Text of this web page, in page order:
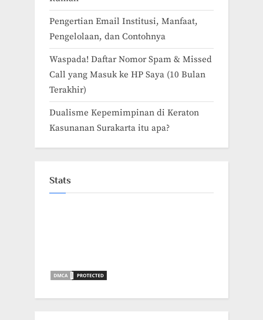
Pengertian Email Institusi, Manfaat,
Pengelolaan, dan Contohnya
Waspada! Daftar Nomor Spam & Missed
Call yang Masuk ke HP Saya (10 Bulan
Terakhir)
Dualisme Kepemimpinan di Keraton
Kasunanan Surakarta itu apa?
Stats